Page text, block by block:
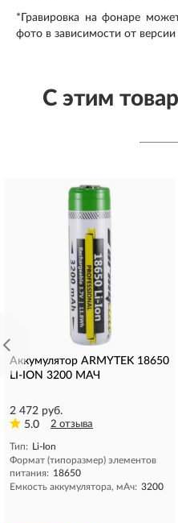
*Гравировка на фонаре
фото в зависимости от
С этим
Аккумулятор ARMYTEK 18650
LI-ION 3200 МАЧ
2 472 руб.
5.0
2 отзыва
Тип: Li-Ion
Формат (типоразмер) элементов
питания: 18650
Емкость аккумулятора, мAч: 3200